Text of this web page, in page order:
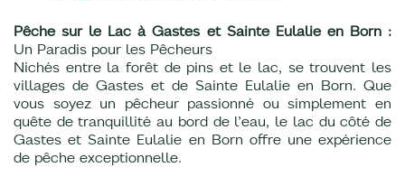
Pêche sur le Lac à Gastes et Sainte Eulalie en Born :
Un Paradis pour les Pêcheurs
Nichés entre la forêt de pins et le lac, se trouvent les
villages de Gastes et de Sainte Eulalie en Born. Que
vous soyez un pêcheur passionné ou simplement en
quête de tranquillité au bord de l’eau, le lac du côté de
Gastes et Sainte Eulalie en Born offre une expérience
de pêche exceptionnelle.